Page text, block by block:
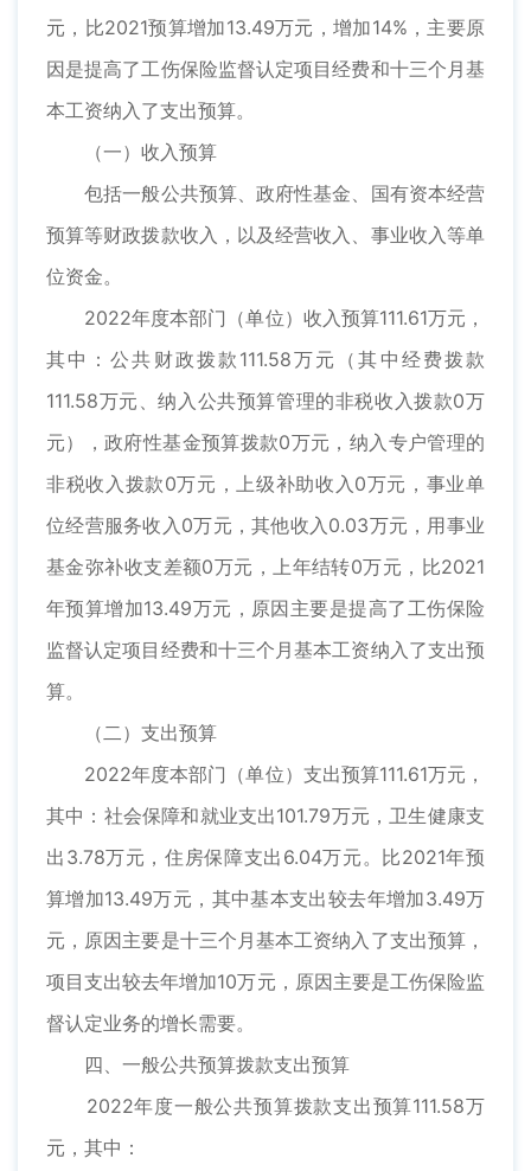
元，比2021预算增加13.49万元，增加14%，主要原
因是提高了工伤保险监督认定项目经费和十三个月基
本工资纳入了支出预算。
（一）收入预算
包括一般公共预算、政府性基金、国有资本经营
预算等财政拨款收入，以及经营收入、事业收入等单
位资金。
2022年度本部门（单位）收入预算111.61万元，
其中：公共财政拨款111.58万元（其中经费拨款
111.58万元、纳入公共预算管理的非税收入拨款0万
元），政府性基金预算拨款0万元，纳入专户管理的
非税收入拨款0万元，上级补助收入0万元，事业单
位经营服务收入0万元，其他收入0.03万元，用事业
基金弥补收支差额0万元，上年结转0万元，比2021
年预算增加13.49万元，原因主要是提高了工伤保险
监督认定项目经费和十三个月基本工资纳入了支出预
算。
（二）支出预算
2022年度本部门（单位）支出预算111.61万元，
其中：社会保障和就业支出101.79万元，卫生健康支
出3.78万元，住房保障支出6.04万元。比2021年预
算增加13.49万元，其中基本支出较去年增加3.49万
元，原因主要是十三个月基本工资纳入了支出预算，
项目支出较去年增加10万元，原因主要是工伤保险监
督认定业务的增长需要。
四、一般公共预算拨款支出预算
2022年度一般公共预算拨款支出预算111.58万
元，其中：